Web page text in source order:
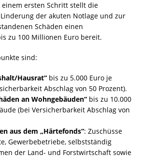
ersten Schritt stellt die
der akuten Notlage und zur
Schäden einen
zu 100 Millionen Euro bereit.
sind:
Hausrat“ bis zu 5.000 Euro je
Abschlag von 50 Prozent).
an Wohngebäuden“ bis zu 10.000
(bei Versicherbarkeit Abschlag von
aus dem „Härtefonds“: Zuschüsse
Gewerbebetriebe, selbstständig
der Land- und Forstwirtschaft sowie